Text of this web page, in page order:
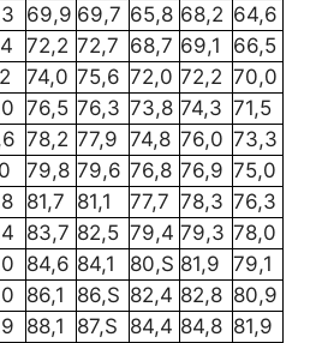
69,9 69,7 65,8 68,2 64,6
72,2 72,7 68,7 69,1
66,5
74,0 75,6 72,0 72,2 70,0
76,5 76,3 73,8 74,3 71,5
78,2 77,9 74,8 76,0 73,3
79,8 79,6 76,8 76,9 75,0
81,7 81,1 77,7 78,3 76,3
83,7 82,5 79,4 79,3 78,0
84,6 84,1 80,S 81,9 79,1
86,1 86,S 82,4 82,8 80,9
88,1 87,S 84,4 84,8 81,9